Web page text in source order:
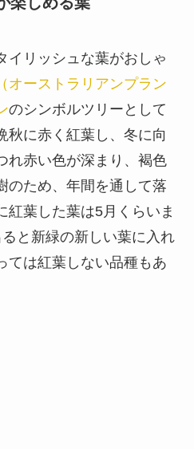
イリッシュな葉がおしゃ
オーストラリアンプラン
のシンボルツリーとして
秋に赤く紅葉し、冬に向
れ赤い色が深まり、褐色
のため、年間を通して落
紅葉した葉は5月くらいま
と新緑の新しい葉に入れ
ては紅葉しない品種もあ